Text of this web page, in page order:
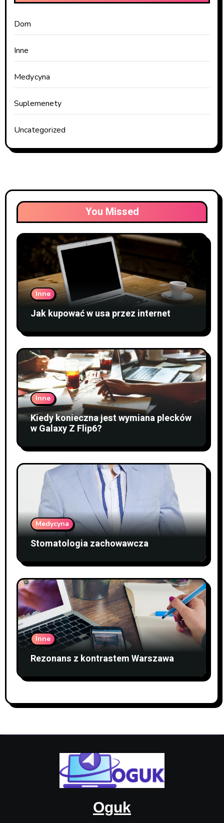
Dom
Inne
Medycyna
Suplemenety
Uncategorized
You Missed
Inne
Jak kupować w usa przez internet
Inne
Kiedy konieczna jest wymiana plecków
w Galaxy Z Flip6?
Medycyna
Stomatologia zachowawcza
Inne
Rezonans z kontrastem Warszawa
Oguk